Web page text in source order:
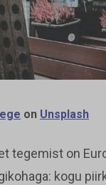
on Unsplash
tegemist on
kogu